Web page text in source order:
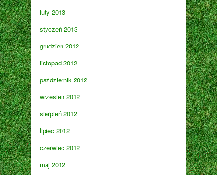
luty 2013
styczeń 2013
grudzień 2012
listopad 2012
październik 2012
wrzesień 2012
sierpień 2012
lipiec 2012
czerwiec 2012
maj 2012